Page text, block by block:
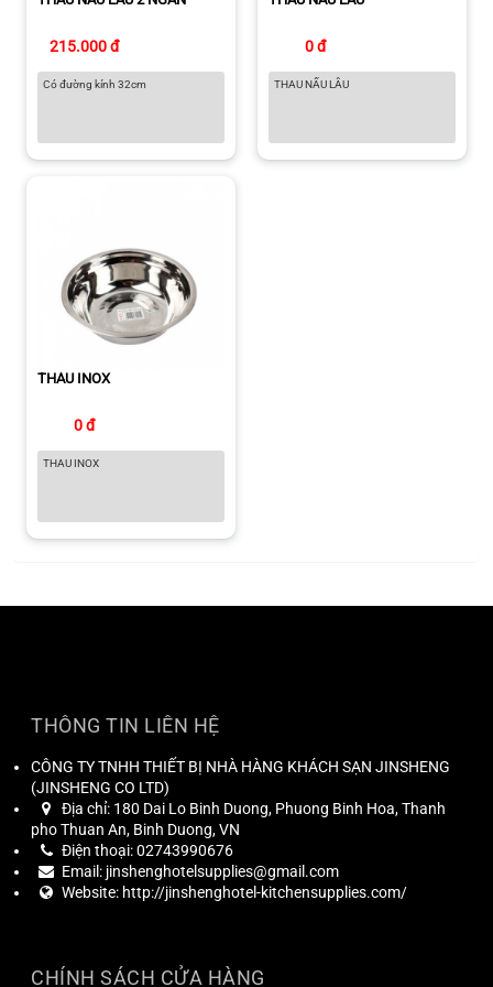
215.000 đ
Có đường kính 32cm
0 đ
THAU NẤU LẪU
THAU INOX
0 đ
THAU INOX
THÔNG TIN LIÊN HỆ
CÔNG TY TNHH THIẾT BỊ NHÀ HÀNG KHÁCH SẠN JINSHENG
(JINSHENG CO LTD)
Địa chỉ: 180 Dai Lo Binh Duong, Phuong Binh Hoa, Thanh
pho Thuan An, Binh Duong, VN
Điện thoại:02743990676
Email: jinshenghotelsupplies@gmail.com
Website: http://jinshenghotel-kitchensupplies.com/
CHÍNH SÁCH CỬA HÀNG